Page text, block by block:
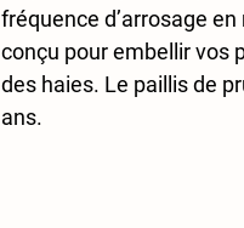
fréquence d’arrosage
conçu pour embellir vos
des haies. Le paillis de
ans.